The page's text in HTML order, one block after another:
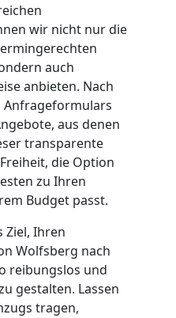
wir nicht nur die
auch
anbieten. Nach
Anfrageformulars
aus denen
transparente
die Option
zu Ihren
Budget passt.
Ziel, Ihren
Wolfsberg nach
reibungslos und
gestalten. Lassen
tragen,